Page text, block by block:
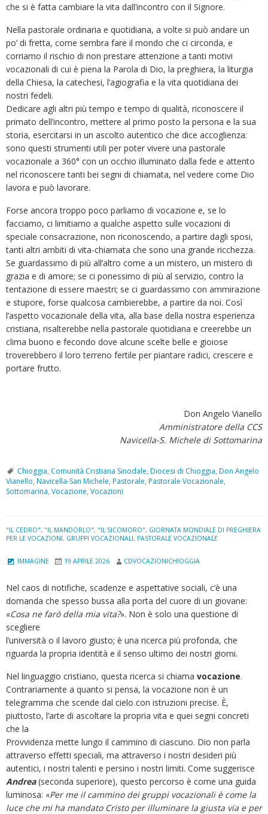
che si è fatta cambiare la vita dall’incontro con il Signore.
Nella pastorale ordinaria e quotidiana, a volte si può andare un
po’ di fretta, come sembra fare il mondo che ci circonda, e
corriamo il rischio di non prestare attenzione a tanti motivi
vocazionali di cui è piena la Parola di Dio, la preghiera, la liturgia
della Chiesa, la catechesi, l’agiografia e la vita quotidiana dei
nostri fedeli.
Dedicare agli altri più tempo e tempo di qualità, riconoscere il
primato dell’incontro, mettere al primo posto la persona e la sua
storia, esercitarsi in un ascolto autentico che dice accoglienza:
sono questi strumenti utili per poter vivere una pastorale
vocazionale a 360° con un occhio illuminato dalla fede e attento
nel riconoscere tanti bei segni di chiamata, nel vedere come Dio
lavora e può lavorare.
Forse ancora troppo poco parliamo di vocazione e, se lo
facciamo, ci limitiamo a qualche aspetto sulle vocazioni di
speciale consacrazione, non riconoscendo, a partire dagli sposi,
tanti altri ambiti di vita-chiamata che sono una grande ricchezza.
Se guardassimo di più all’altro come a un mistero, un mistero di
grazia e di amore; se ci ponessimo di più al servizio, contro la
tentazione di essere maestri; se ci guardassimo con ammirazione
e stupore, forse qualcosa cambierebbe, a partire da noi. Così
l’aspetto vocazionale della vita, alla base della nostra esperienza
cristiana, risalterebbe nella pastorale quotidiana e creerebbe un
clima buono e fecondo dove alcune scelte belle e gioiose
troverebbero il loro terreno fertile per piantare radici, crescere e
portare frutto.
Don Angelo Vianello
Amministratore della CCS
Navicella-S. Michele di Sottomarina
Chioggia, Comunità Cristiana Sinodale, Diocesi di Chioggia, Don Angelo
Vianello, Navicella-San Michele, Pastorale, Pastorale Vocazionale,
Sottomarina, Vocazione, Vocazioni
"IL CEDRO", "IL MANDORLO", "IL SICOMORO", GIORNATA MONDIALE DI PREGHIERA
PER LE VOCAZIONI, GRUPPI VOCAZIONALI, PASTORALE VOCAZIONALE
IMMAGINE 19 APRILE 2026 CDVOCAZIONICHIOGGIA
Nel caos di notifiche, scadenze e aspettative sociali, c’è una
domanda che spesso bussa alla porta del cuore di un giovane:
«Cosa ne farò della mia vita?». Non è solo una questione di
scegliere
l’università o il lavoro giusto; è una ricerca più profonda, che
riguarda la propria identità e il senso ultimo dei nostri giorni.
Nel linguaggio cristiano, questa ricerca si chiama vocazione.
Contrariamente a quanto si pensa, la vocazione non è un
telegramma che scende dal cielo con istruzioni precise. È,
piuttosto, l’arte di ascoltare la propria vita e quei segni concreti
che la
Provvidenza mette lungo il cammino di ciascuno. Dio non parla
attraverso effetti speciali, ma attraverso i nostri desideri più
autentici, i nostri talenti e persino i nostri limiti. Come suggerisce
Andrea(seconda superiore), questo percorso è come una guida
luminosa: «Per me il cammino dei gruppi vocazionali è come la
luce che mi ha mandato Cristo per illuminare la giusta via e per